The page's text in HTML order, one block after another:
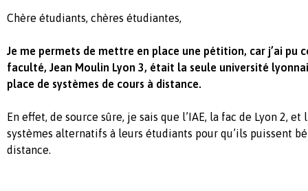
Chère étudiants, chères étudiantes,
Je me permets de mettre en place une pétition, car j’ai pu
faculté, Jean Moulin Lyon 3, était la seule université
place de systèmes de cours à distance.
En effet, de source sûre, je sais que l’IAE, la fac de Lyon 2, et
systèmes alternatifs à leurs étudiants pour qu’ils puissent
distance.